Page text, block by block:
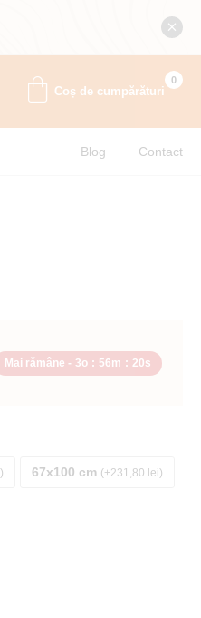
Coș de cumpărături
0
Blog Contact
Mai rămâne - 3o : 56m : 19s
67x100 cm +231,80 lei